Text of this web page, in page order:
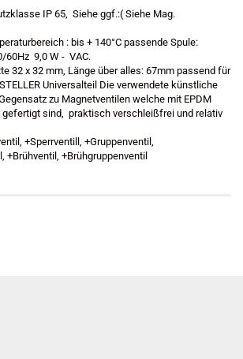
IP 65, Siehe ggf.:( Siehe Mag.
: bis + 140°C passende Spule:
60Hz 9,0 W - VAC.
32 x 32 mm, Länge über alles: 67mm passend für
Universalteil Die verwendete künstliche
zu Magnetventilen welche mit EPDM
gefertigt sind, praktisch verschleißfrei und relativ
+Sperrventill, +Gruppenventil,
+Brühventil, +Brühgruppenventil